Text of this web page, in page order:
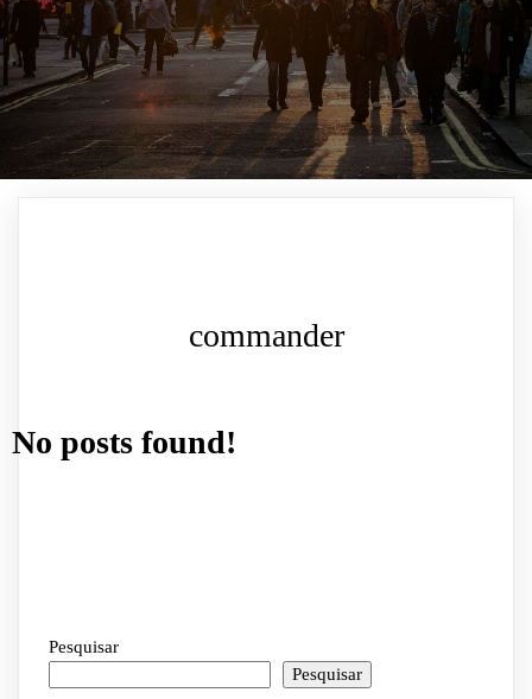
commander
No posts found!
Pesquisar
Pesquisar